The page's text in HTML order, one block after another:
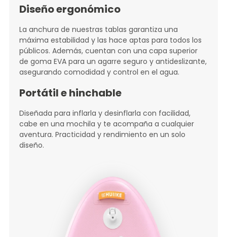
Diseño ergonómico
La anchura de nuestras tablas garantiza una
máxima estabilidad y las hace aptas para todos los
públicos. Además, cuentan con una capa superior
de goma EVA para un agarre seguro y antideslizante,
asegurando comodidad y control en el agua.
Portátil e hinchable
Diseñada para inflarla y desinflarla con facilidad,
cabe en una mochila y te acompaña a cualquier
aventura. Practicidad y rendimiento en un solo
diseño.